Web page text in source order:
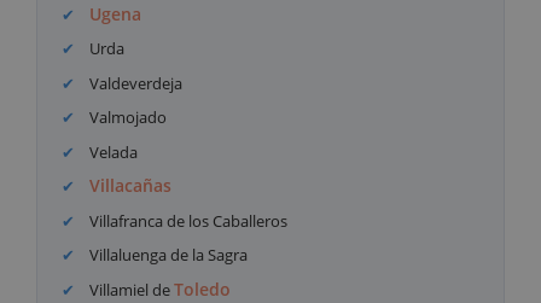
Ugena
Urda
Valdeverdeja
Valmojado
Velada
Villacañas
Villafranca de los Caballeros
Villaluenga de la Sagra
Villamiel deToledo